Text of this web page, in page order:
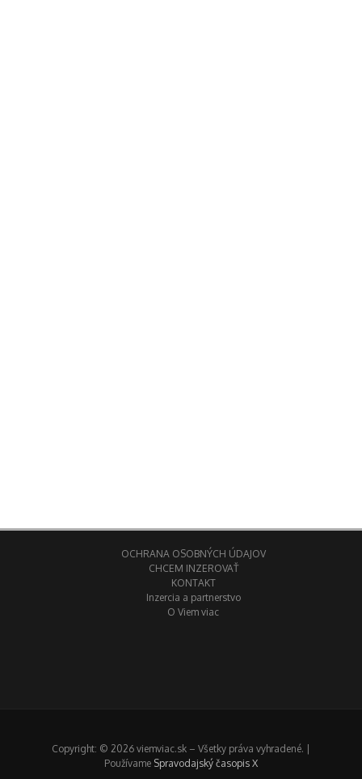
OCHRANA OSOBNÝCH ÚDAJOV
CHCEM INZEROVAŤ
KONTAKT
Inzercia a partnerstvo
O Viem viac
Copyright: © 2026 viemviac.sk – Všetky práva vyhradené. |
Používame Spravodajský časopis X